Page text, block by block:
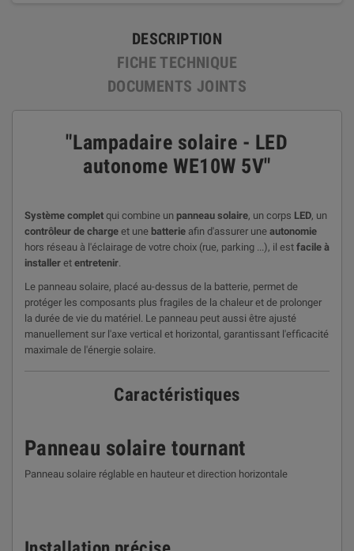
DESCRIPTION
FICHE TECHNIQUE
DOCUMENTS JOINTS
"Lampadaire solaire - LED
autonome WE10W 5V"
Système complet qui combine un panneau solaire, un corps LED, un
contrôleur de charge et une batterie afin d'assurer une autonomie
hors réseau à l'éclairage de votre choix (rue, parking ...), il est facile à
installer et entretenir.
Le panneau solaire, placé au-dessus de la batterie, permet de
protéger les composants plus fragiles de la chaleur et de prolonger
la durée de vie du matériel. Le panneau peut aussi être ajusté
manuellement sur l'axe vertical et horizontal, garantissant l'efficacité
maximale de l'énergie solaire.
Caractéristiques
Panneau solaire tournant
Panneau solaire réglable en hauteur et direction horizontale